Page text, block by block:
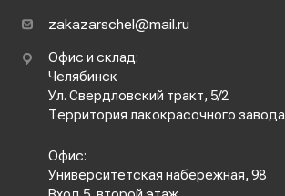
zakazarschel@mail.ru
Офис и склад:
Челябинск
Ул. Свердловский тракт, 5/2
Территория лакокрасочного завода
Офис:
Университетская набережная, 98